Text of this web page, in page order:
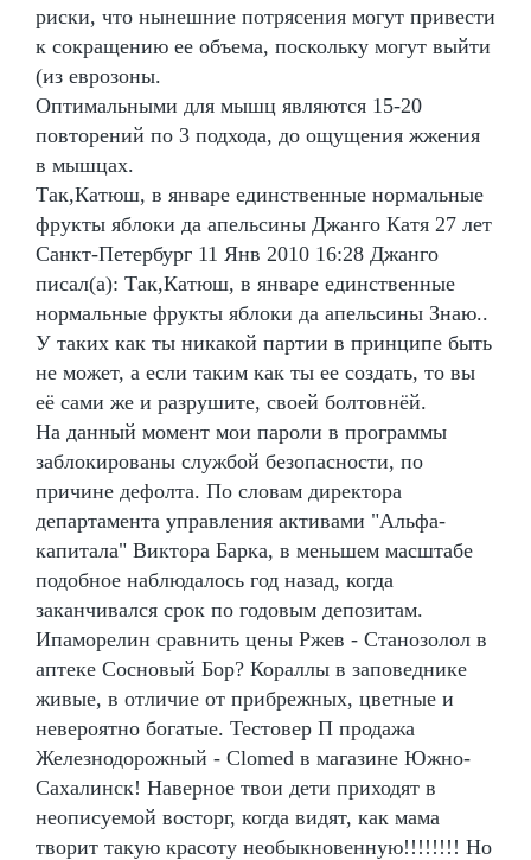
риски, что нынешние потрясения могут привести
к сокращению ее объема, поскольку могут выйти
(из еврозоны.
Оптимальными для мышц являются 15-20
повторений по 3 подхода, до ощущения жжения
в мышцах.
Так,Катюш, в январе единственные нормальные
фрукты яблоки да апельсины Джанго Катя 27 лет
Санкт-Петербург 11 Янв 2010 16:28 Джанго
писал(а): Так,Катюш, в январе единственные
нормальные фрукты яблоки да апельсины Знаю..
У таких как ты никакой партии в принципе быть
не может, а если таким как ты ее создать, то вы
её сами же и разрушите, своей болтовнёй.
На данный момент мои пароли в программы
заблокированы службой безопасности, по
причине дефолта. По словам директора
департамента управления активами "Альфа-
капитала" Виктора Барка, в меньшем масштабе
подобное наблюдалось год назад, когда
заканчивался срок по годовым депозитам.
Ипаморелин сравнить цены Ржев - Станозолол в
аптеке Сосновый Бор? Кораллы в заповеднике
живые, в отличие от прибрежных, цветные и
невероятно богатые. Тестовер П продажа
Железнодорожный - Clomed в магазине Южно-
Сахалинск! Наверное твои дети приходят в
неописуемой восторг, когда видят, как мама
творит такую красоту необыкновенную!!!!!!!! Но